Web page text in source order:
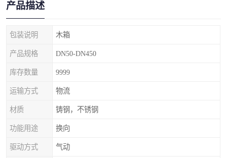
产品描述
包装说明 木箱
产品规格 DN50-DN450
库存数量 9999
运输方式 物流
材质 铸钢，不锈钢
功能用途 换向
驱动方式 气动